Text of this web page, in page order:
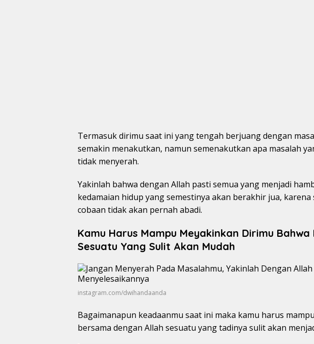
Termasuk dirimu saat ini yang tengah berjuang dengan
semakin menakutkan, namun semenakutkan apa masalah
tidak menyerah.
Yakinlah bahwa dengan Allah pasti semua yang menjadi
kedamaian hidup yang semestinya akan berakhir jua, karena
cobaan tidak akan pernah abadi.
Kamu Harus Mampu Meyakinkan Dirimu
Sesuatu Yang Sulit Akan Mudah
instagram.com/dwihandaanda
Bagaimanapun keadaanmu saat ini maka kamu harus
bersama dengan Allah sesuatu yang tadinya sulit akan